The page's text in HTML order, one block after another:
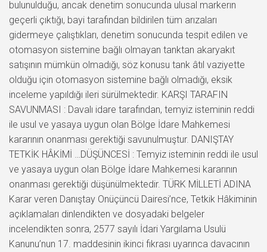
bulunulduğu, ancak denetim sonucunda ulusal markerın
geçerli çıktığı, bayi tarafından bildirilen tüm arızaları
gidermeye çalıştıkları, denetim sonucunda tespit edilen ve
otomasyon sistemine bağlı olmayan tanktan akaryakıt
satışının mümkün olmadığı, söz konusu tank âtıl vaziyette
olduğu için otomasyon sistemine bağlı olmadığı, eksik
inceleme yapıldığı ileri sürülmektedir. KARŞI TARAFIN
SAVUNMASI : Davalı idare tarafından, temyiz isteminin reddi
ile usul ve yasaya uygun olan Bölge İdare Mahkemesi
kararının onanması gerektiği savunulmuştur. DANIŞTAY
TETKİK HÂKİMİ …DÜŞÜNCESİ : Temyiz isteminin reddi ile usul
ve yasaya uygun olan Bölge İdare Mahkemesi kararının
onanması gerektiği düşünülmektedir. TÜRK MİLLETİ ADINA
Karar veren Danıştay Onüçüncü Dairesi’nce, Tetkik Hâkiminin
açıklamaları dinlendikten ve dosyadaki belgeler
incelendikten sonra, 2577 sayılı İdari Yargılama Usulü
Kanunu’nun 17. maddesinin ikinci fıkrası uyarınca davacının